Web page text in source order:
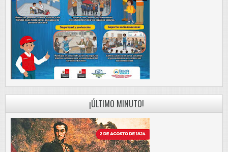
¡ÚLTIMO MINUTO!